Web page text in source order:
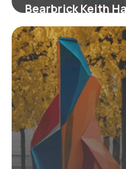
Bearbrick Keith
street art
collector
4 juillet 2025